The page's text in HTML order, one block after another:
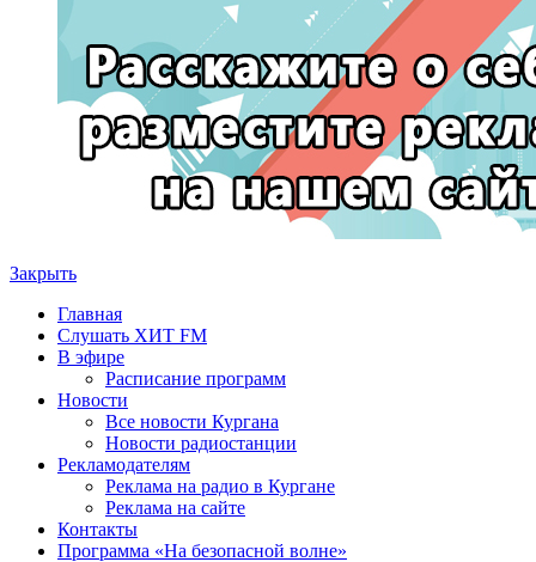
Закрыть
Главная
Слушать ХИТ FM
В эфире
Расписание программ
Новости
Все новости Кургана
Новости радиостанции
Рекламодателям
Реклама на радио в Кургане
Реклама на сайте
Контакты
Программа «На безопасной волне»